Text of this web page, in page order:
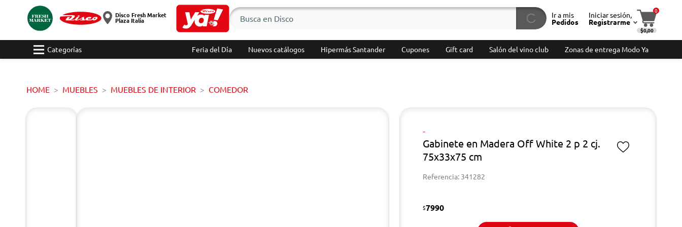
Disco Fresh Market
Plaza Italia
Ir a mis
Pedidos
Iniciar sesión,
Registrarme
0
$0,00
Categorías Feria del Día Nuevos catálogos Hipermás Santander Cupones Gift card Salón del vino club Zonas de entrega Modo Ya
HOME MUEBLES MUEBLES DE INTERIOR COMEDOR
-
Gabinete en Madera Off White 2 p 2 cj.
75x33x75 cm
Referencia: 341282
$7990